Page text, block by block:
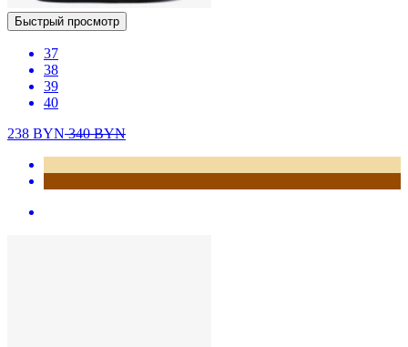
Быстрый просмотр
37
38
39
40
238 BYN340BYN